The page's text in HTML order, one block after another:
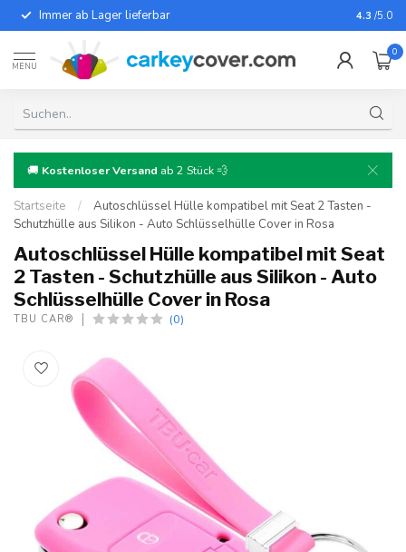
Immer ab Lager lieferbar Für fast
4.3 /5.0
MENU
0
🚚 Kostenloser Versand ab 2 Stück 💨
Startseite /
Autoschlüssel Hülle kompatibel mit Seat 2 Tasten -
Schutzhülle aus Silikon - Auto Schlüsselhülle Cover in Rosa
Autoschlüssel Hülle kompatibel mit Seat
2 Tasten - Schutzhülle aus Silikon - Auto
Schlüsselhülle Cover in Rosa
TBU CAR® (0)